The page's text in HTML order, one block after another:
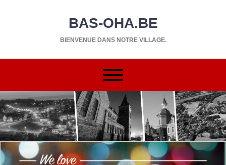
BAS-OHA.BE
BIENVENUE DANS NOTRE VILLAGE.